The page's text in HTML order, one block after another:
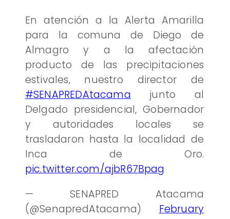
En atención a la Alerta Amarilla
para la comuna de Diego de
Almagro y a la afectación
producto de las precipitaciones
estivales, nuestro director de
#SENAPREDAtacama junto al
Delgado presidencial, Gobernador
y autoridades locales se
trasladaron hasta la localidad de
Inca de Oro.
pic.twitter.com/ajbR67Bpag
— SENAPRED Atacama
(@SenapredAtacama) February